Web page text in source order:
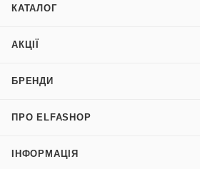
КАТАЛОГ
АКЦІЇ
БРЕНДИ
ПРО ELFASHOP
ІНФОРМАЦІЯ